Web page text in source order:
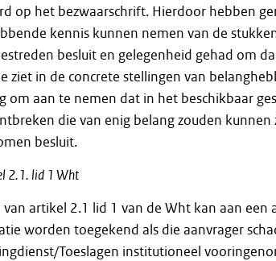
op het bezwaarschrift. Hierdoor hebben
kennis kunnen nemen van de
besluit en gelegenheid gehad om
ziet in de concrete stellingen van
om aan te nemen dat in het beschikbaar
die van enig belang zouden
besluit.
2.1. lid 1 Wht
artikel 2.1 lid 1 van de Wht kan aan een
worden toegekend als die aanvrager
Toeslagen institutioneel